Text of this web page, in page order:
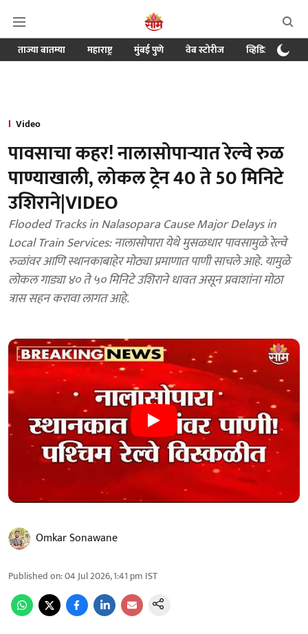
ताज्या बातम्या महाराष्ट्र मुंबई पुणे वेब स्टोरीज व्हिडिओ
Video
पावसाचा कहर! नालासोपाऱ्यात रेल्वे रुळ
पाण्याखाली, लोकल ट्रेन 40 ते 50 मिनिटे
उशिराने|VIDEO
Flooded Tracks in Nalasopara Cause Major Delays in
Local Train Services: नालासोपारा येथे मुसळधार पावसामुळे रेल्वे
रुळांवर आणि स्थानकाबाहेर मोठ्या प्रमाणात पाणी साचले आहे. यामुळे
लोकल गाड्या ४० ते ५० मिनिटे उशिराने धावत असून प्रवाशांना मोठा
त्रास सहन करावा लागत आहे.
Omkar Sonawane
Published on:04 Jul 2026, 1:41 pm IST